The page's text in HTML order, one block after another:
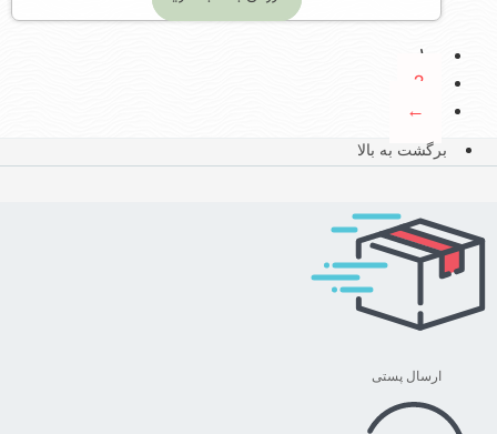
1
2
←
برگشت به بالا
ارسال پستی